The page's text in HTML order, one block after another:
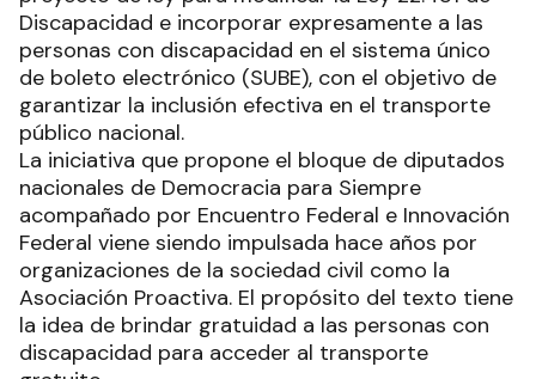
Discapacidad e incorporar expresamente a las
personas con discapacidad en el sistema único
de boleto electrónico (SUBE), con el objetivo de
garantizar la inclusión efectiva en el transporte
público nacional.
La iniciativa que propone el bloque de diputados
nacionales de Democracia para Siempre
acompañado por Encuentro Federal e Innovación
Federal viene siendo impulsada hace años por
organizaciones de la sociedad civil como la
Asociación Proactiva. El propósito del texto tiene
la idea de brindar gratuidad a las personas con
discapacidad para acceder al transporte